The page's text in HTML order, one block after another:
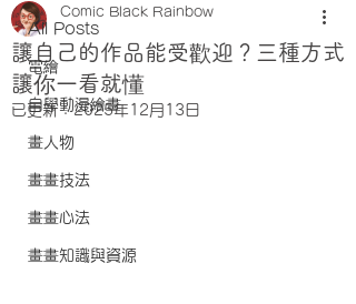
All Posts
電繪
自學動漫繪畫
畫人物
畫畫技法
畫畫心法
畫畫知識與資源
讓自己的作品能受歡迎？三種方式
讓你一看就懂
Comic Black Rainbow
已更新：2025年12月13日